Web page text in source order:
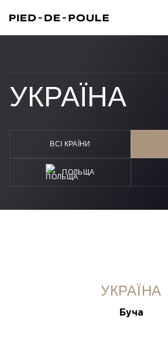
УКРАЇНА
ВСІ КРАЇНИ
ПОЛЬЩА
УКРАЇНА
Буча